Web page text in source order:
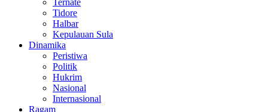
Ternate
Tidore
Halbar
Kepulauan Sula
Dinamika
Peristiwa
Politik
Hukrim
Nasional
Internasional
Ragam